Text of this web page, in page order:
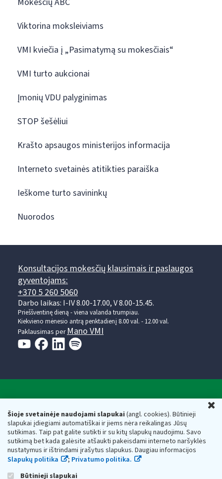
Šioje svetainėje naudojami slapukai(angl. cookies). Būtinieji
slapukai įdiegiami automatiškai ir jiems nėra reikalingas Jūsų
sutikimas. Taip pat galite sutikti ir su kitų slapukų naudojimu. Savo
sutikimą bet kada galėsite atšaukti pakeisdami interneto naršyklės
nustatymus ir ištrindami įrašytus slapukus. Daugiau informacijos
Slapukų politika
; Privatumo politika.
Būtinieji slapukai
Viktorina moksleiviams
VMI kviečia į „Pasimatymą su mokesčiais“
VMI turto aukcionai
Įmonių VDU palyginimas
STOP šešėliui
Krašto apsaugos ministerijos informacija
Interneto svetainės atitikties paraiška
Ieškome turto savininkų
Nuorodos
Konsultacijos mokesčių klausimais ir paslaugos
gyventojams:
+370 5 260 5060
Darbo laikas: I-IV 8.00-17.00, V 8.00-15.45.
Prieššventinę dieną - viena valanda trumpiau.
Kiekvieno mėnesio antrą penktadienį 8.00 val. - 12.00 val.
Paklausimas perMano VMI
Valstybinė mokesčių inspekcija prie Lietuvos
Respublikos finansų ministerijos
Biudžetinė įstaiga. Juridinio asmens kodas — 188659752,
adresas: Vasario 16-osios g. 14, 01107 Vilnius, Lietuva, el.paštas:
vmi@vmi.lt , E. pristatymo dėžutės adresas 188659752
Duomenys apie Valstybinę mokesčių inspekciją prie Lietuvos
Respublikos finansų ministerijos kaupiami ir saugomi Juridinių